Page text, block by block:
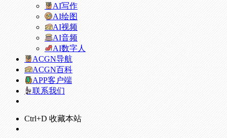
AI写作
AI绘图
AI视频
AI音频
AI数字人
ACGN导航
ACGN百科
APP客户端
联系我们
Ctrl+D 收藏本站